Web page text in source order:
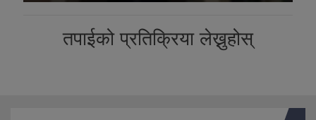
तपाईको प्रतिक्रिया लेख्नुहोस्